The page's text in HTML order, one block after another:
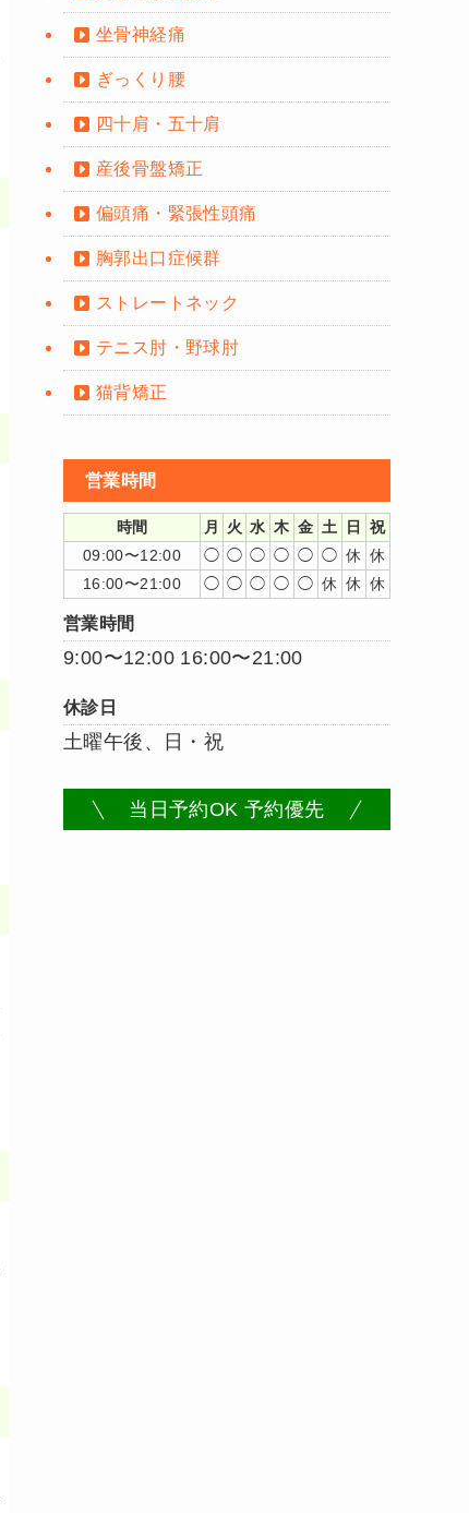
坐骨神経痛
ぎっくり腰
四十肩・五十肩
産後骨盤矯正
偏頭痛・緊張性頭痛
胸郭出口症候群
ストレートネック
テニス肘・野球肘
猫背矯正
営業時間
時間 月 火 水 木 金 土 日
祝
09:00〜12:00
◯ ◯ ◯ ◯ ◯ ◯ 休 休
16:00〜21:00
◯ ◯ ◯ ◯ ◯ 休 休 休
営業時間
9:00〜12:00 16:00〜21:00
休診日
土曜午後、日・祝
当日予約OK 予約優先